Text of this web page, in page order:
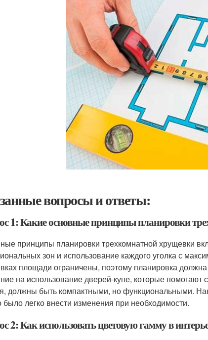
вопросы и ответы:
1: Какие основные принципы планировки
принципы планировки трехкомнатной хрущевки
зон и использование каждого уголка с
площади ограничены, поэтому планировка
на использование дверей-купе, которые помогают
должны быть компактными, но функциональными.
легко внести изменения при необходимости.
2: Как использовать цветовую гамму в